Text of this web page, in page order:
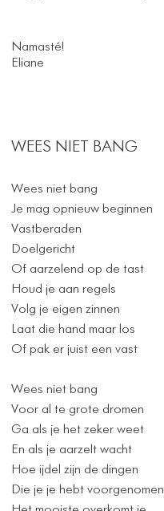
Namasté!
Eliane
WEES NIET BANG
Wees niet bang
Je mag opnieuw beginnen
Vastberaden
Doelgericht
Of aarzelend op de tast
Houd je aan regels
Volg je eigen zinnen
Laat die hand maar los
Of pak er juist een vast
Wees niet bang
Voor al te grote dromen
Ga als je het zeker weet
En als je aarzelt wacht
Hoe ijdel zijn de dingen
Die je je hebt voorgenomen